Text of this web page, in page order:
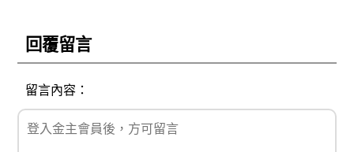
回覆留言
留言內容：